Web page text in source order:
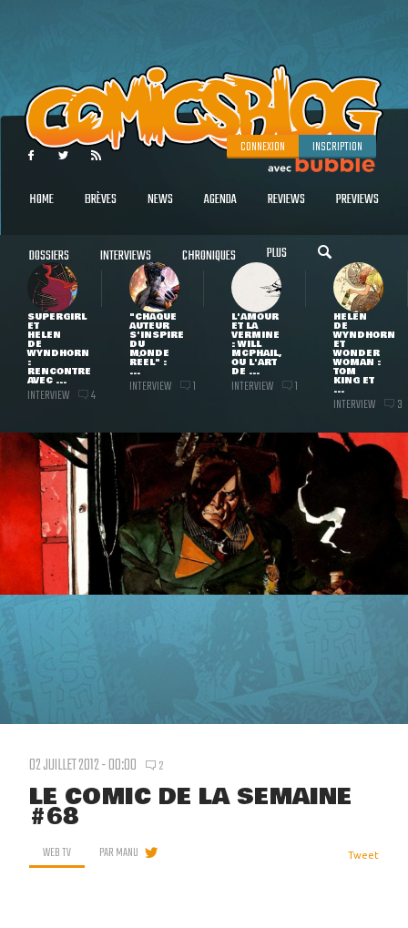
CONNEXION INSCRIPTION
HOME BRÈVES NEWS AGENDA REVIEWS PREVIEWS
DOSSIERS INTERVIEWS CHRONIQUES PLUS
SUPERGIRL
ET
HELEN
DE
WYNDHORN
:
RENCONTRE
AVEC ...
INTERVIEW 4
"CHAQUE
AUTEUR
S'INSPIRE
DU
MONDE
RÉEL" :
...
INTERVIEW 1
L'AMOUR
ET LA
VERMINE
: WILL
MCPHAIL,
OU L'ART
DE ...
INTERVIEW 1
HELEN
DE
WYNDHORN
ET
WONDER
WOMAN :
TOM
KING ET
...
INTERVIEW 3
02 JUILLET 2012 - 00:00 2
LE COMIC DE LA SEMAINE
#68
WEB TV PARMANU Tweet